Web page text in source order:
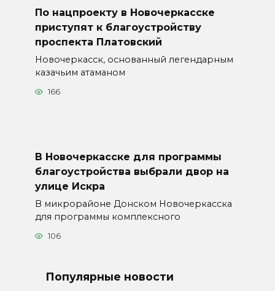
По нацпроекту в Новочеркасске
приступят к благоустройству
проспекта Платовский
Новочеркасск, основанный легендарным
казачьим атаманом
166
В Новочеркасске для программы
благоустройства выбрали двор на
улице Искра
В микрорайоне Донском Новочеркасска
для программы комплексного
106
Популярные новости